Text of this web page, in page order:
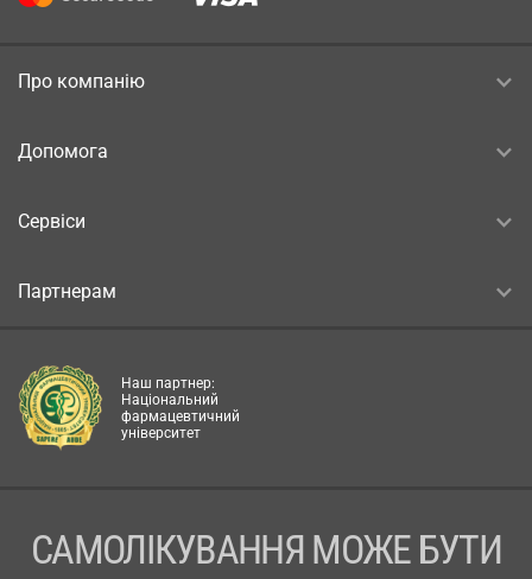
Про компанію
Допомога
Сервіси
Партнерам
Наш партнер:
Національний
фармацевтичний
університет
САМОЛІКУВАННЯ МОЖЕ БУТИ